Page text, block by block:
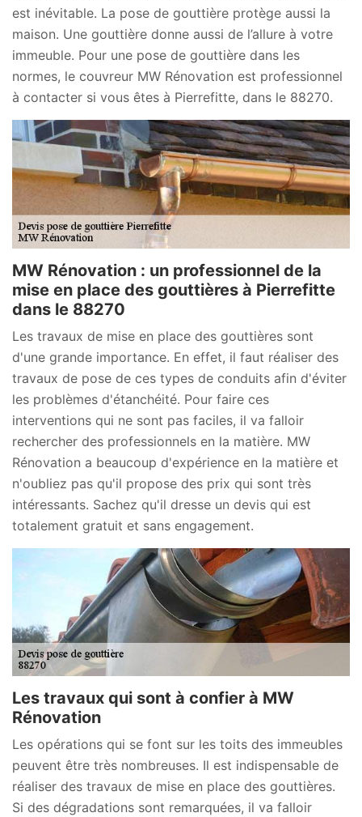
est inévitable. La pose de gouttière protège aussi la
maison. Une gouttière donne aussi de l’allure à votre
immeuble. Pour une pose de gouttière dans les
normes, le couvreur MW Rénovation est professionnel
à contacter si vous êtes à Pierrefitte, dans le 88270.
MW Rénovation : un professionnel de la
mise en place des gouttières à Pierrefitte
dans le 88270
Les travaux de mise en place des gouttières sont
d'une grande importance. En effet, il faut réaliser des
travaux de pose de ces types de conduits afin d'éviter
les problèmes d'étanchéité. Pour faire ces
interventions qui ne sont pas faciles, il va falloir
rechercher des professionnels en la matière. MW
Rénovation a beaucoup d'expérience en la matière et
n'oubliez pas qu'il propose des prix qui sont très
intéressants. Sachez qu'il dresse un devis qui est
totalement gratuit et sans engagement.
Les travaux qui sont à confier à MW
Rénovation
Les opérations qui se font sur les toits des immeubles
peuvent être très nombreuses. Il est indispensable de
réaliser des travaux de mise en place des gouttières.
Si des dégradations sont remarquées, il va falloir